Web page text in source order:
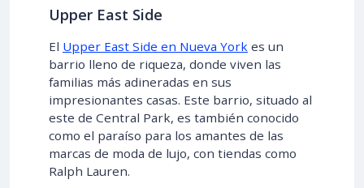
Upper East Side
El Upper East Side en Nueva York es un
barrio lleno de riqueza, donde viven las
familias más adineradas en sus
impresionantes casas. Este barrio, situado al
este de Central Park, es también conocido
como el paraíso para los amantes de las
marcas de moda de lujo, con tiendas como
Ralph Lauren.